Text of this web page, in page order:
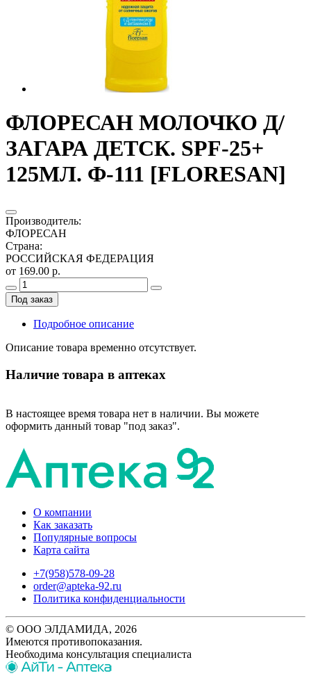
ФЛОРЕСАН МОЛОЧКО Д/
ЗАГАРА ДЕТСК. SPF-25+
125МЛ. Ф-111 [FLORESAN]
Производитель:
ФЛОРЕСАН
Страна:
РОССИЙСКАЯ ФЕДЕРАЦИЯ
от 169.00 р.
Под заказ
Подробное описание
Описание товара временно отсутствует.
Наличие товара в аптеках
В настоящее время товара нет в наличии. Вы можете
оформить данный товар "под заказ".
О компании
Как заказать
Популярные вопросы
Карта сайта
+7(958)578-09-28
order@apteka-92.ru
Политика конфиденциальности
© ООО ЭЛДАМИДА, 2026
Имеются противопоказания.
Необходима консультация специалиста